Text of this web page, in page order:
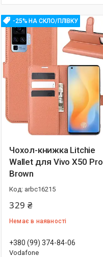
-25% НА СКЛО/ПЛІВКУ
Чохол-книжка Litchie
Wallet для Vivo X50 Pro
Brown
arbc16215
329 ₴
Немає в наявності
+380 (99) 374-84-06
Vodafone